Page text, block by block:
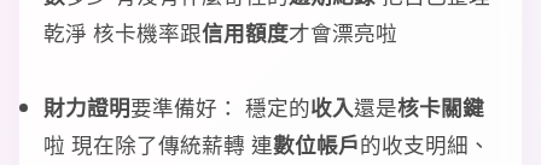
乾淨 核卡機率跟信用額度才會漂亮啦
財力證明要準備好： 穩定的收入還是核卡關鍵
啦 現在除了傳統薪轉 連數位帳戶的收支明細、